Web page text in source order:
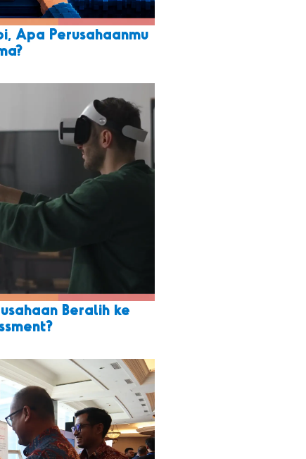
Apa Perusahaanmu
Beralih ke